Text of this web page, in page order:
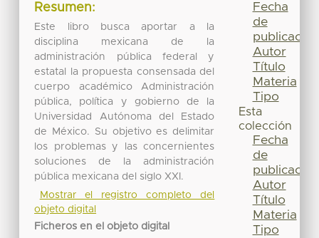
Resumen:
Este libro busca aportar a la
disciplina mexicana de la
administración pública federal y
estatal la propuesta consensada del
cuerpo académico Administración
pública, política y gobierno de la
Universidad Autónoma del Estado
de México. Su objetivo es delimitar
los problemas y las concernientes
soluciones de la administración
pública mexicana del siglo XXI.
Mostrar el registro completo del
objeto digital
Ficheros en el objeto digital
Fecha
de
publicación
Autor
Título
Materia
Tipo
Esta
colección
Fecha
de
publicación
Autor
Título
Materia
Tipo